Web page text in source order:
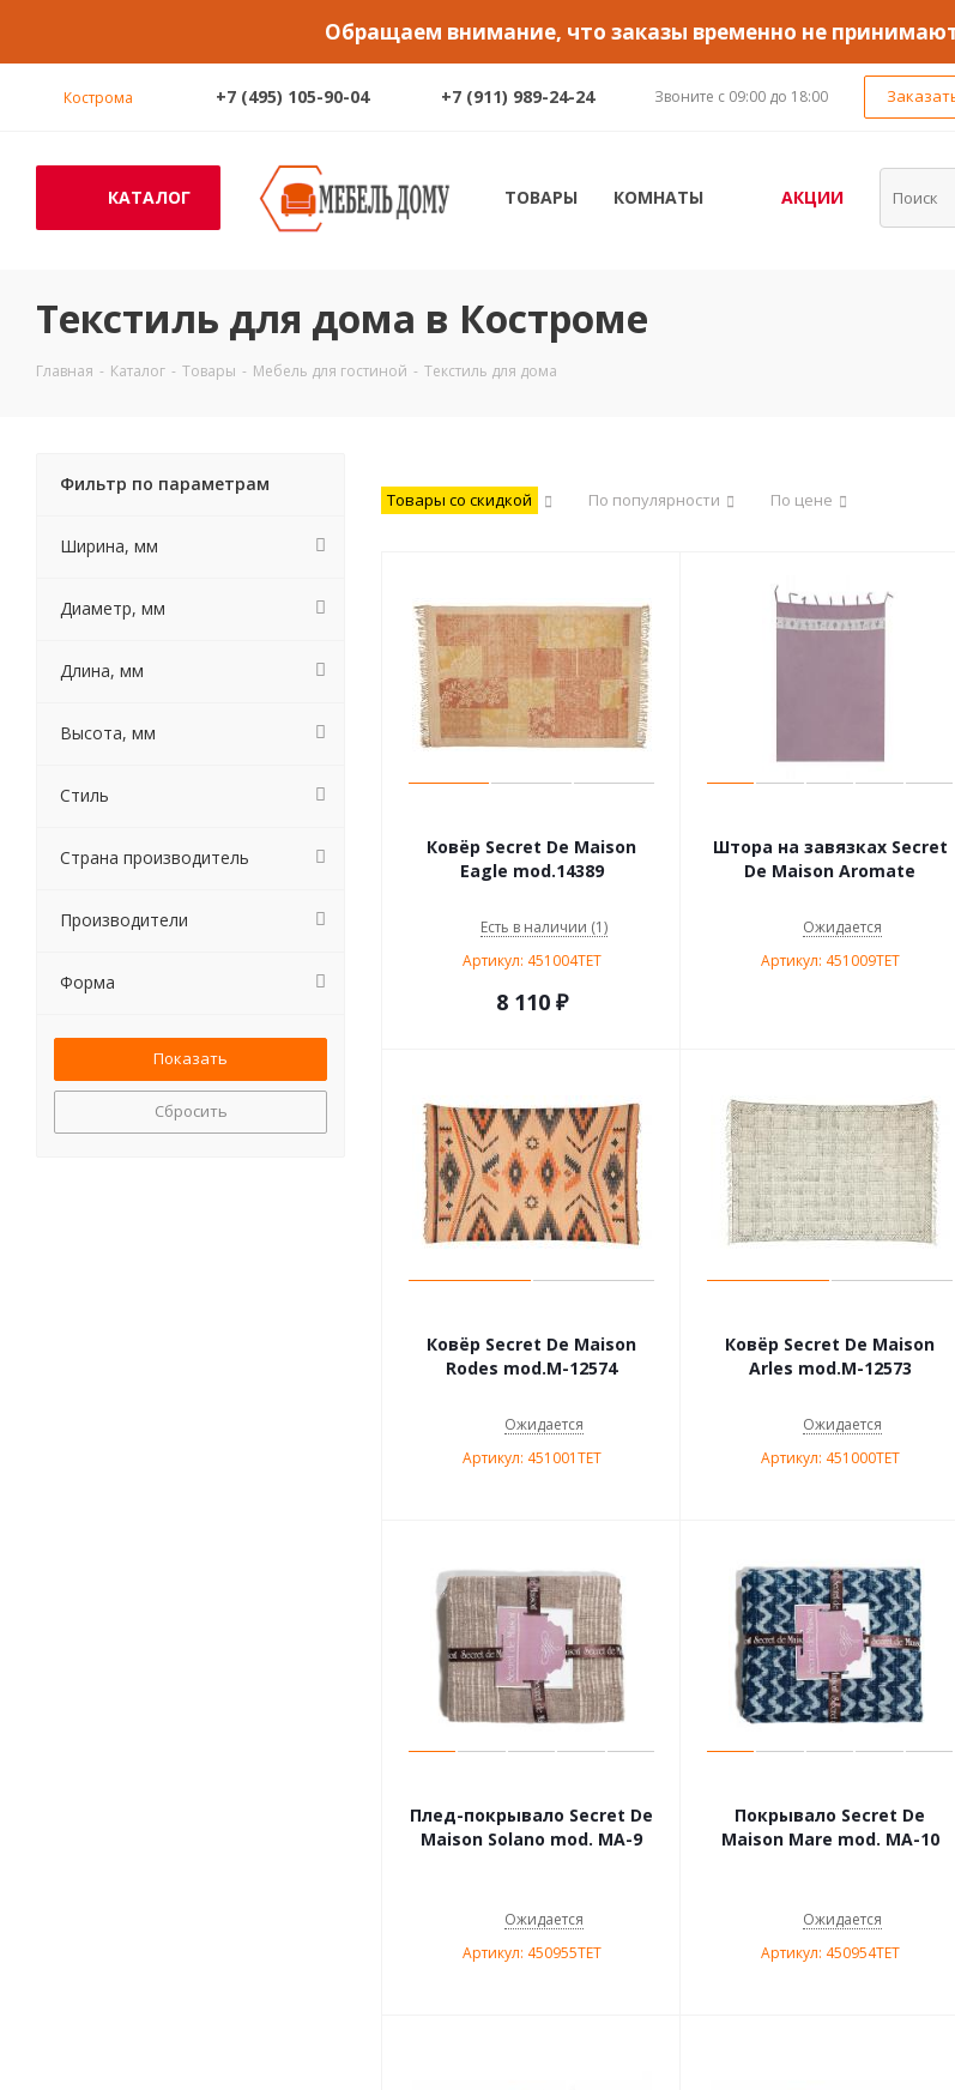
Обращаем внимание, что заказы временно не
Кострома +7 (495) 105-90-04 +7 (911) 989-24-24 Звоните с 09:00 до 18:00
КАТАЛОГ ТОВАРЫ КОМНАТЫ АКЦИИ
Текстиль для дома в Костроме
Главная - Каталог - Товары - Мебель для гостиной - Текстиль для дома
Товары со скидкой По популярности По цене
Ковёр Secret De Maison
Eagle mod.14389
Есть в наличии (1)
Артикул: 451004TET
8 110₽
Штора на завязках Secret
De Maison Aromate
Ожидается
Артикул: 451009TET
Ковёр Secret De Maison
Rodes mod.M-12574
Ожидается
Артикул: 451001TET
Ковёр Secret De Maison
Arles mod.M-12573
Ожидается
Артикул: 451000TET
Плед-покрывало Secret De
Maison Solano mod. MA-9
Ожидается
Артикул: 450955TET
Покрывало Secret De
Maison Mare mod. МА-10
Ожидается
Артикул: 450954TET
Фильтр по параметрам
Ширина, мм
Диаметр, мм
Длина, мм
Высота, мм
Стиль
Страна производитель
Производители
Форма
Сбросить